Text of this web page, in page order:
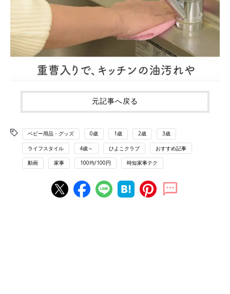
元記事へ戻る
ベビー用品・グッズ 0歳 1歳 2歳 3歳
ライフスタイル 4歳～ ひよこクラブ おすすめ記事
動画 家事 100均/100円 時短家事テク